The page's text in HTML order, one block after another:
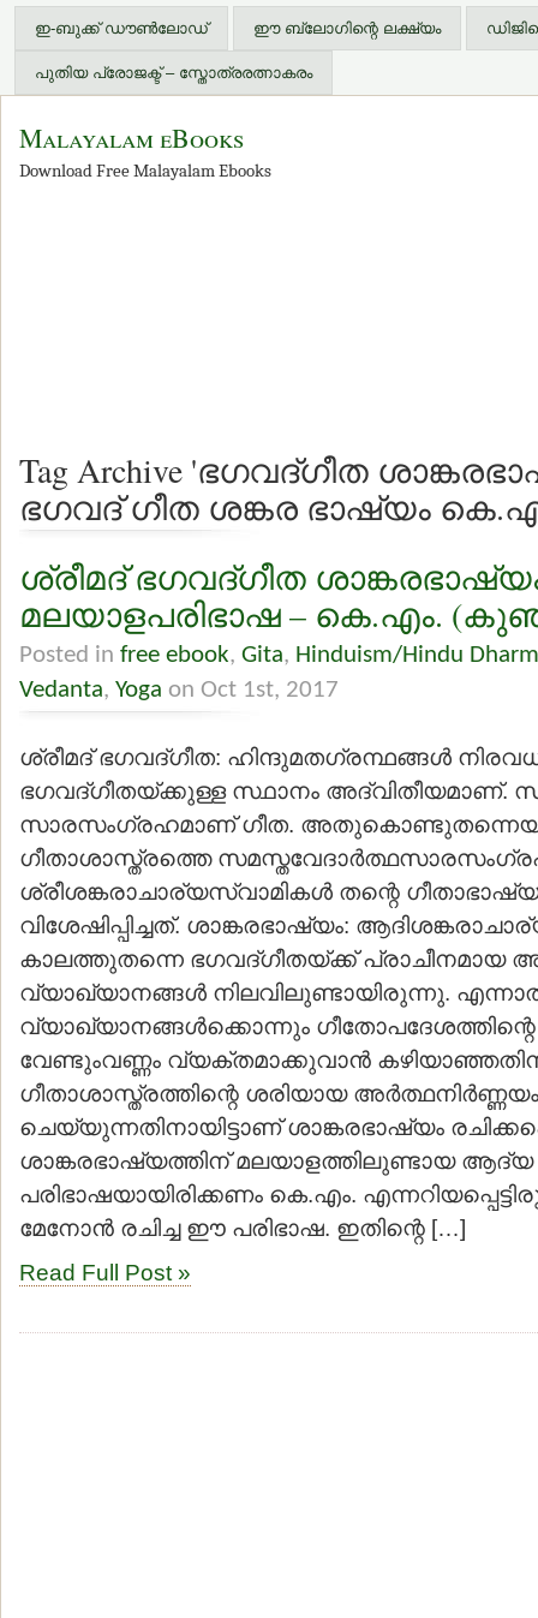
ഇ-ബുക്ക് ഡൗണ്‍ലോഡ് ഈ ബ്ലോഗിന്റെ ലക്ഷ്യം
പുതിയ പ്രോജക്ട് – സ്തോത്രരത്നാകരം
Malayalam eBooks
Download Free Malayalam Ebooks
Tag Archive 'ഭഗവദ്ഗീത
ഭഗവദ് ഗീത ശങ്കര ഭാഷ്യം
ശ്രീമദ് ഭഗവദ്ഗീത
മലയാളപരിഭാഷ – കെ.എം.
Posted in free ebook, Gita, Hinduism/Hindu
Vedanta, Yoga on Oct 1st, 2017
ശ്രീമദ് ഭഗവദ്ഗീത: ഹിന്ദുമതഗ്രന്ഥങ്ങള്‍
ഭഗവദ്ഗീതയ്ക്കുള്ള സ്ഥാനം അദ്വിതീയമാണ്.
സാരസംഗ്രഹമാണ് ഗീത.
ഗീതാശാസ്ത്രത്തെ
ശ്രീശങ്കരാചാര്യസ്വാമികള്‍ തന്റെ
വിശേഷിപ്പിച്ചത്. ശാങ്കരഭാഷ്യം:
കാലത്തുതന്നെ ഭഗവദ്ഗീതയ്ക്ക് പ്രാചീനമായ
വ്യാഖ്യാനങ്ങള്‍ നിലവിലുണ്ടായിരുന്നു.
വ്യാഖ്യാനങ്ങള്‍ക്കൊന്നും
വേണ്ടുംവണ്ണം വ്യക്തമാക്കുവാന്‍
ഗീതാശാസ്ത്രത്തിന്റെ ശരിയായ അര്‍ത്ഥനിര്‍ണ്ണയം
ചെയ്യുന്നതിനായിട്ടാണ് ശാങ്കരഭാഷ്യം
ശാങ്കരഭാഷ്യത്തിന് മലയാളത്തിലുണ്ടായ ആദ്യ
പരിഭാഷയായിരിക്കണം കെ.എം.
മേനോന്‍ രചിച്ച ഈ പരിഭാഷ. ഇതിന്റെ […]
Read Full Post »